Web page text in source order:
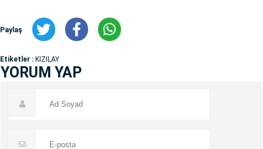
Paylaş
Etiketler : KIZILAY
YORUM YAP